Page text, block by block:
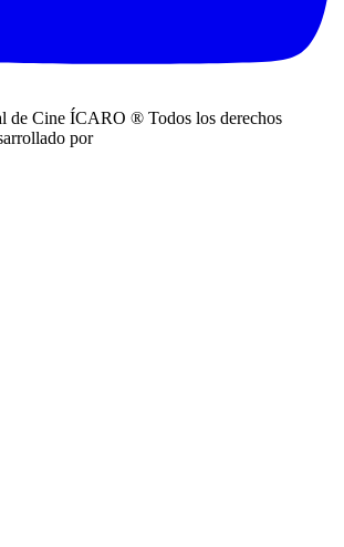
de Cine ÍCARO ® Todos los derechos
por